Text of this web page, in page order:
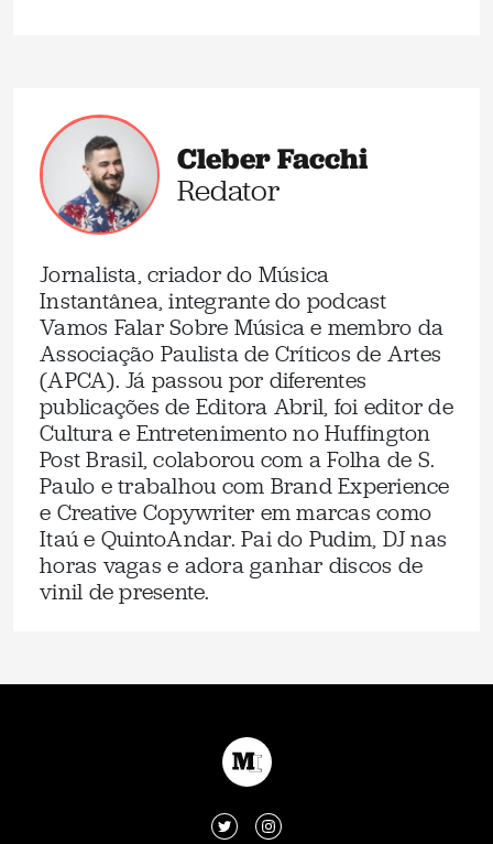
Cleber Facchi
Redator
Jornalista, criador do Música
Instantânea, integrante do podcast
Vamos Falar Sobre Música e membro da
Associação Paulista de Críticos de Artes
(APCA). Já passou por diferentes
publicações de Editora Abril, foi editor de
Cultura e Entretenimento no Huffington
Post Brasil, colaborou com a Folha de S.
Paulo e trabalhou com Brand Experience
e Creative Copywriter em marcas como
Itaú e QuintoAndar. Pai do Pudim, DJ nas
horas vagas e adora ganhar discos de
vinil de presente.